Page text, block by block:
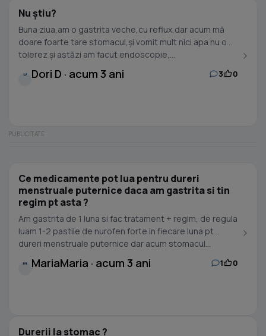
Nu știu?
Buna ziua,am o gastrita veche,cu reflux,dar acum mă
doare foarte tare stomacul,și vomit mult nici apa nu o
tolerez și astăzi am facut endoscopie,...
D Dori D · acum 3 ani 3 0
Ce medicamente pot lua pentru dureri
menstruale puternice daca am gastrita si tin
regim pt asta ?
Am gastrita de 1 luna si fac tratament + regim, de regula
luam 1-2 pastile de nurofen forte in fiecare luna pt
dureri menstruale puternice dar acum stomacul...
M MariaMaria · acum 3 ani 1 0
Durerii la stomac ?